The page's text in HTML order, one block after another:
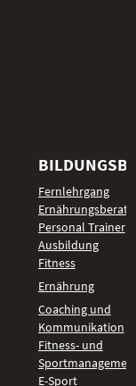
Fernlehrgang
Ernährungsberater
Personal Trainer
Ausbildung
Fitness
Ernährung
Coaching und
Kommunikation
Fitness- und
Sportmanagement
E-Sport